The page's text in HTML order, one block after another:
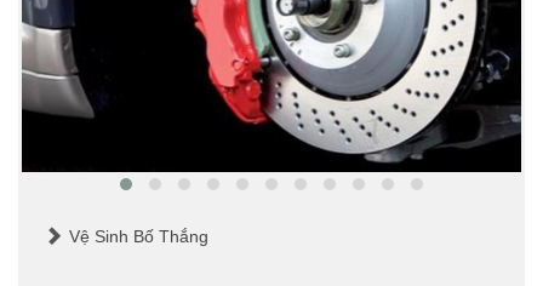
Vệ Sinh Bố Thắng